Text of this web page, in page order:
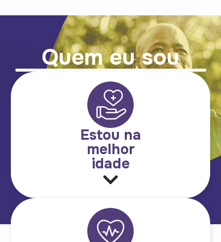
Quem eu sou
Estou na
melhor
idade